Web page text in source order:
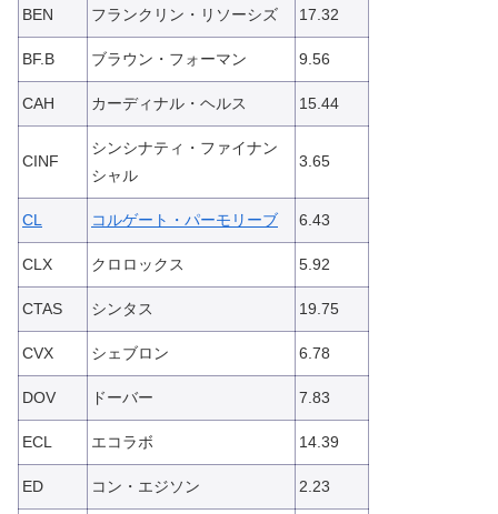
BEN フランクリン・リソーシズ 17.32
BF.B ブラウン・フォーマン 9.56
CAH カーディナル・ヘルス 15.44
CINF
シンシナティ・ファイナン
シャル
3.65
CL コルゲート・パーモリーブ 6.43
CLX クロロックス 5.92
CTAS シンタス 19.75
CVX シェブロン 6.78
DOV ドーバー 7.83
ECL エコラボ 14.39
ED コン・エジソン 2.23